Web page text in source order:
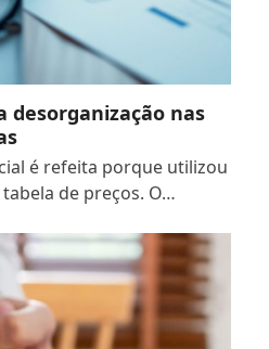
desorganização nas
é refeita porque utilizou
de preços. O…